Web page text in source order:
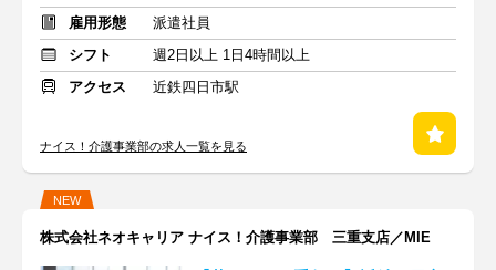
雇用形態
派遣社員
シフト
週2日以上 1日4時間以上
アクセス
近鉄四日市駅
ナイス！介護事業部の求人一覧を見る
NEW
株式会社ネオキャリア ナイス！介護事業部 三重支店／MIE